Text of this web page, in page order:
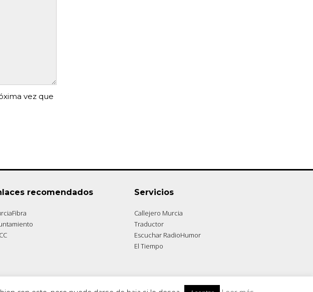
vez que
recomendados Servicios
Callejero Murcia
Traductor
Escuchar RadioHumor
El Tiempo